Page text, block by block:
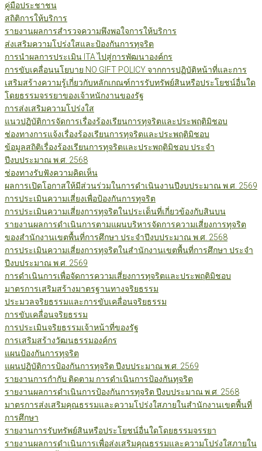
คู่มือประชาชน
สถิติการให้บริการ
รายงานผลการสำรวจความพึงพอใจการให้บริการ
ส่งเสริมความโปร่งใสและป้องกันการทุจริต
การนำผลการประเมิน ITA ไปสู่การพัฒนาองค์กร
การขับเคลื่อนนโยบาย NO GIFT POLICY จากการปฏิบัติหน้าที่และการ
เสริมสร้างความรู้เกี่ยวกับหลักเกณฑ์การรับทรัพย์สินหรือประโยชน์อื่นใด
โดยธรรมจรรยาของเจ้าหนักงานของรัฐ
การส่งเสริมความโปร่งใส
แนวปฏิบัติการจัดการเรื่องร้องเรียนการทุจริตและประพฤติมิชอบ
ช่องทางการแจ้งเรื่องร้องเรียนการทุจริตและประพฤติมิชอบ
ข้อมูลสถิติเรื่องร้องเรียนการทุจริตและประพฤติมิชอบ ประจำ
ปีงบประมาณ พ.ศ. 2568
ช่องทางรับฟังความคิดเห็น
ผลการเปิดโอกาสให้มีส่วนร่วมในการดำเนินงานปีงบประมาณ พ.ศ. 2569
การประเมินความเสี่ยงเพื่อป้องกันการทุจริต
การประเมินความเสี่ยงการทุจริตในประเด็นที่เกี่ยวข้องกับสินบน
รายงานผลการดำเนินการตามแผนบริหารจัดการความเสี่ยงการทุจริต
ของสำนักงานเขตพื้นที่การศึกษา ประจำปีงบประมาณ พ.ศ. 2568
การประเมินความเสี่ยงการทุจริตในสำนักงานเขตพื้นที่การศึกษา ประจำ
ปีงบประมาณ พ.ศ. 2569
การดำเนินการเพื่อจัดการความเสี่ยงการทุจริตและประพฤติมิชอบ
มาตรการเสริมสร้างมาตรฐานทางจริยธรรม
ประมวลจริยธรรมและการขับเคลื่อนจริยธรรม
การขับเคลื่อนจริยธรรม
การประเมินจริยธรรมเจ้าหน้าที่ของรัฐ
การเสริมสร้างวัฒนธรรมองค์กร
แผนป้องกันการทุจริต
แผนปฏิบัติการป้องกันการทุจริต ปีงบประมาณ พ.ศ. 2569
รายงานการกำกับ ติดตาม การดำเนินการป้องกันทุจริต
รายงานผลการดำเนินการป้องกันการทุจริต ปีงบประมาณ พ.ศ. 2568
มาตรการส่งเสริมคุณธรรมและความโปร่งใสภายในสำนักงานเขตพื้นที่
การศึกษา
รายงานการรับทรัพย์สินหรือประโยชน์อื่นใดโดยธรรมจรรยา
รายงานผลการดำเนินการเพื่อส่งเสริมคุณธรรมและความโปร่งใสภายใน